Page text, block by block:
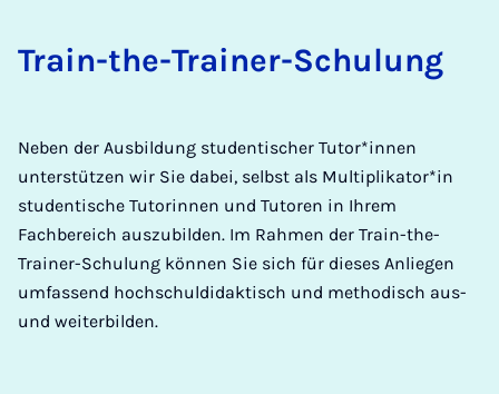
Train-the-Trainer-Schulung
Neben der Ausbildung studentischer Tutor*innen
unterstützen wir Sie dabei, selbst als Multiplikator*in
studentische Tutorinnen und Tutoren in Ihrem
Fachbereich auszubilden. Im Rahmen der Train-the-
Trainer-Schulung können Sie sich für dieses Anliegen
umfassend hochschuldidaktisch und methodisch aus-
und weiterbilden.